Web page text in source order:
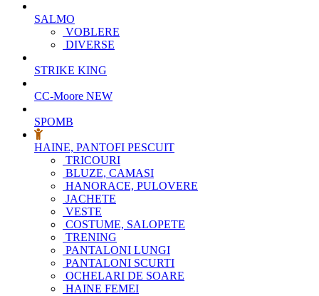
SALMO
VOBLERE
DIVERSE
STRIKE KING
CC-Moore NEW
SPOMB
HAINE, PANTOFI PESCUIT
TRICOURI
BLUZE, CAMASI
HANORACE, PULOVERE
JACHETE
VESTE
COSTUME, SALOPETE
TRENING
PANTALONI LUNGI
PANTALONI SCURTI
OCHELARI DE SOARE
HAINE FEMEI